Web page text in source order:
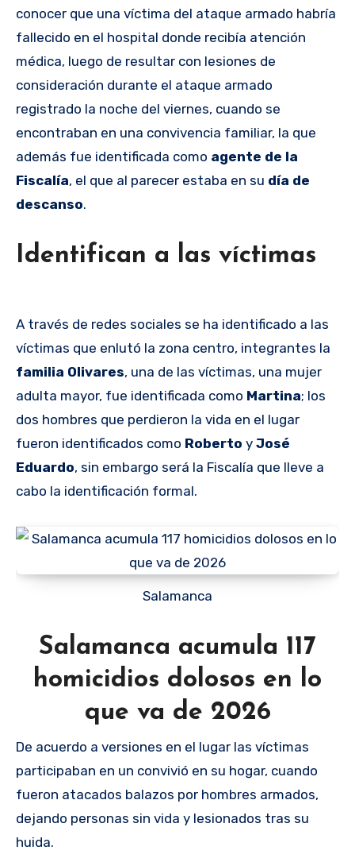
conocer que una víctima del ataque armado habría
fallecido en el hospital donde recibía atención
médica, luego de resultar con lesiones de
consideración durante el ataque armado
registrado la noche del viernes, cuando se
encontraban en una convivencia familiar, la que
además fue identificada como agente de la
Fiscalía, el que al parecer estaba en su día de
descanso.
Identifican a las víctimas
A través de redes sociales se ha identificado a las
víctimas que enlutó la zona centro, integrantes la
familia Olivares, una de las víctimas, una mujer
adulta mayor, fue identificada como Martina; los
dos hombres que perdieron la vida en el lugar
fueron identificados como Roberto y José
Eduardo, sin embargo será la Fiscalía que lleve a
cabo la identificación formal.
Salamanca
Salamanca acumula 117
homicidios dolosos en lo
que va de 2026
De acuerdo a versiones en el lugar las víctimas
participaban en un convivió en su hogar, cuando
fueron atacados balazos por hombres armados,
dejando personas sin vida y lesionados tras su
huida.